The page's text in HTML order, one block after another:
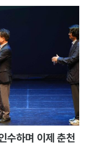
수하며 이제 춘천